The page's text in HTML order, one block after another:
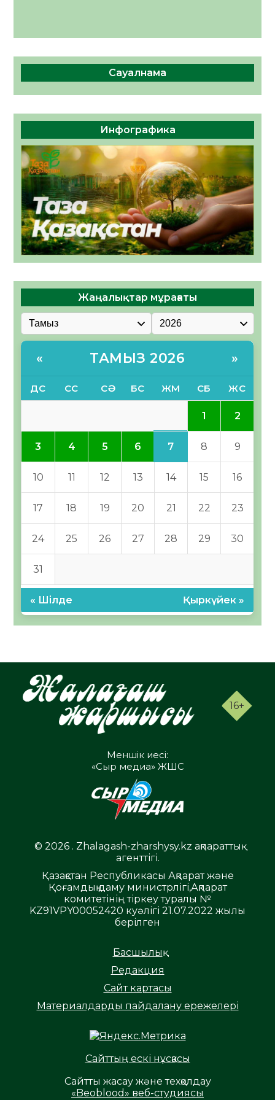
Сауалнама
Инфографика
Жаңалықтар мұрағаты
« ТАМЫЗ 2026 »
ДС СС СӘ БС ЖМ СБ ЖС
1 2
3 4 5 6 7 8 9
10 11 12 13 14 15 16
17 18 19 20 21 22 23
24 25 26 27 28 29 30
31
« Шілде Қыркүйек »
16+
Меншік иесі:
«Сыр медиа» ЖШС
© 2026 . Zhalagash-zharshysy.kz ақпараттық
агенттігі.
Қазақстан Республикасы Ақпарат және
Қоғамдық даму министрлігі,Ақпарат
комитетінің тіркеу туралы №
KZ91VPY00052420 куәлігі 21.07.2022 жылы
берілген
Басшылық
Редакция
Сайт картасы
Материалдарды пайдалану ережелері
Сайттың ескі нұсқасы
Сайтты жасау және техқолдау
«Beoblood» веб-студиясы